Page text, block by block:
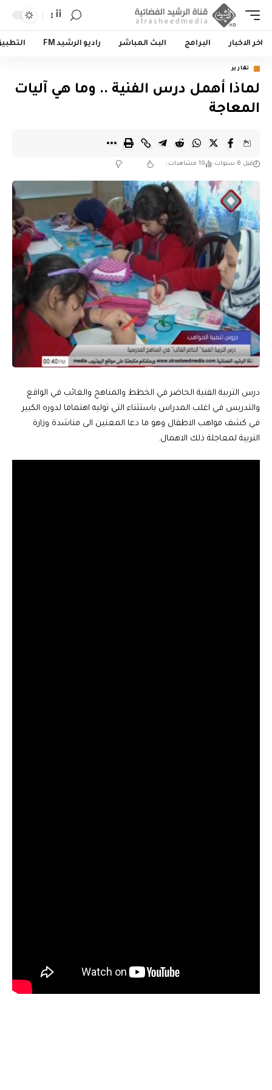
أأ
اخر الاخبار البرامج البث المباشر راديو الرشيد FM
تقارير
لماذا أهمل درس الفنية .. وما هي آليات
المعاجة
قبل 8 سنوات 19 مشاهدات
درس التربية الفنية الحاضر في الخطط والمناهج والغائب في الواقع
والتدريس في اغلب المدراس باستثناء التي توليه اهتماما لدوره الكبير
في كشف مواهب الاطفال وهو ما دعا المعنين الى مناشدة وزارة
التربية لمعاجلة ذلك الاهمال.